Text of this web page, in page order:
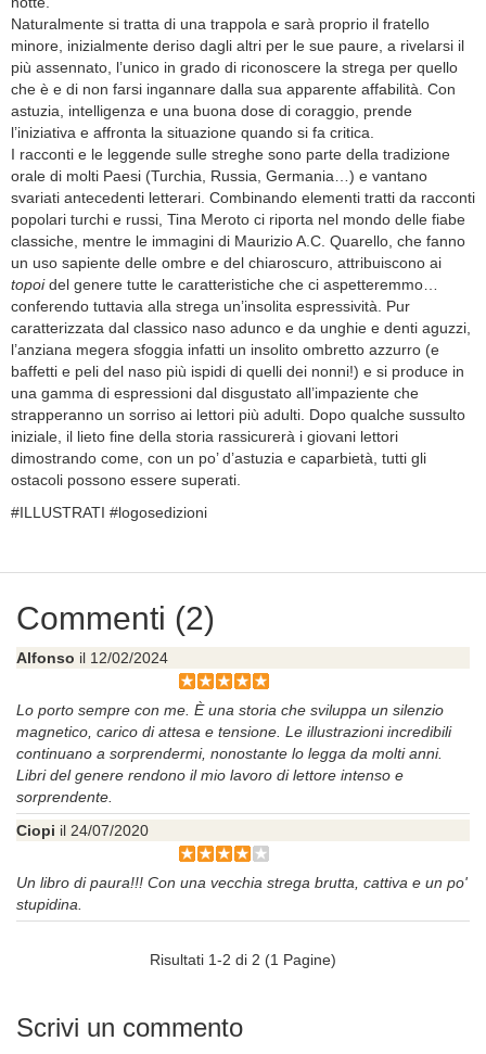
Naturalmente si tratta di una trappola e sarà proprio il fratello
minore, inizialmente deriso dagli altri per le sue paure, a rivelarsi il
più assennato, l’unico in grado di riconoscere la strega per quello
che è e di non farsi ingannare dalla sua apparente affabilità. Con
astuzia, intelligenza e una buona dose di coraggio, prende
l’iniziativa e affronta la situazione quando si fa critica.
I racconti e le leggende sulle streghe sono parte della tradizione
orale di molti Paesi (Turchia, Russia, Germania…) e vantano
svariati antecedenti letterari. Combinando elementi tratti da racconti
popolari turchi e russi, Tina Meroto ci riporta nel mondo delle fiabe
classiche, mentre le immagini di Maurizio A.C. Quarello, che fanno
un uso sapiente delle ombre e del chiaroscuro, attribuiscono ai
topoidel genere tutte le caratteristiche che ci aspetteremmo…
conferendo tuttavia alla strega un’insolita espressività. Pur
caratterizzata dal classico naso adunco e da unghie e denti aguzzi,
l’anziana megera sfoggia infatti un insolito ombretto azzurro (e
baffetti e peli del naso più ispidi di quelli dei nonni!) e si produce in
una gamma di espressioni dal disgustato all’impaziente che
strapperanno un sorriso ai lettori più adulti. Dopo qualche sussulto
iniziale, il lieto fine della storia rassicurerà i giovani lettori
dimostrando come, con un po’ d’astuzia e caparbietà, tutti gli
ostacoli possono essere superati.
#ILLUSTRATI #logosedizioni
Commenti (2)
Alfonso il 12/02/2024
Lo porto sempre con me. È una storia che sviluppa un silenzio
magnetico, carico di attesa e tensione. Le illustrazioni incredibili
continuano a sorprendermi, nonostante lo legga da molti anni.
Libri del genere rendono il mio lavoro di lettore intenso e
sorprendente.
Ciopi il 24/07/2020
Un libro di paura!!! Con una vecchia strega brutta, cattiva e un po'
stupidina.
Risultati 1-2 di 2 (1 Pagine)
Scrivi un commento